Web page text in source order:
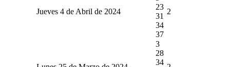
Jueves 4 de Abril de 2024
23
31
34
37
2
3
28
34